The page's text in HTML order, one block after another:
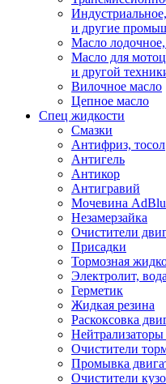
и другие
Масло
Масло для
и другой
Вилочное масло
Цепное масло
Спец жидкости
Смазки
Антифриз, тосол
Антигель
Антикор
Антигравий
Мочевина
Незамерзайка
Очистители
Присадки
Тормозная
Электролит,
Герметик
Жидкая резина
Раскоксовка
Очистители
Промывка
Очистители